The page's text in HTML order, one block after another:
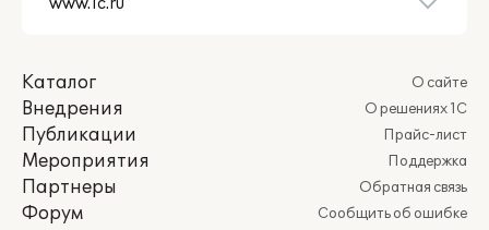
Каталог
Внедрения
Публикации
Мероприятия
Партнеры
Форум
О сайте
О решениях 1С
Прайс-лист
Поддержка
Обратная связь
Сообщить об ошибке